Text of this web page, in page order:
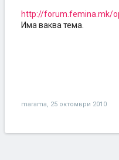
http://forum.femina.mk/
Има ваква тема.
marama, 25 октомври 2010